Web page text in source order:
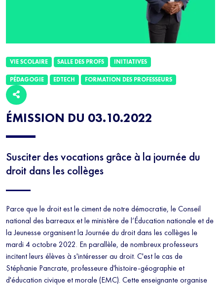
ÉMISSION DU 03.10.2022
Susciter des vocations grâce à la journée du
droit dans les collèges
Parce que le droit est le ciment de notre démocratie, le Conseil
national des barreaux et le ministère de l’Éducation nationale et de
la Jeunesse organisent la Journée du droit dans les collèges le
mardi 4 octobre 2022. En parallèle, de nombreux professeurs
incitent leurs élèves à s'intéresser au droit. C'est le cas de
Stéphanie Pancrate, professeure d'histoire-géographie et
d'éducation civique et morale (EMC). Cette enseignante organise
VIE SCOLAIRE SALLE DES PROFS INITIATIVES
PÉDAGOGIE EDTECH FORMATION DES PROFESSEURS